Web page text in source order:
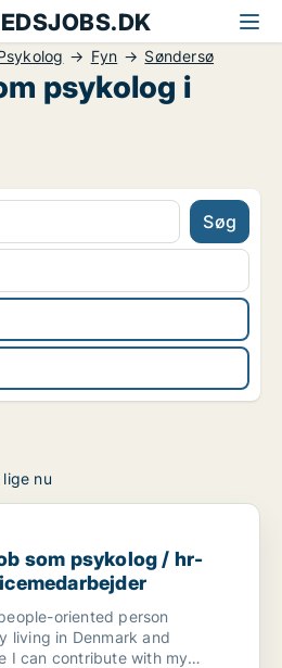
Fyn Søndersø
psykolog i
Søg
nu
psykolog / hr-chef /
som psykolog / hr-
oriented person
living in Denmark and
I can contribute with my